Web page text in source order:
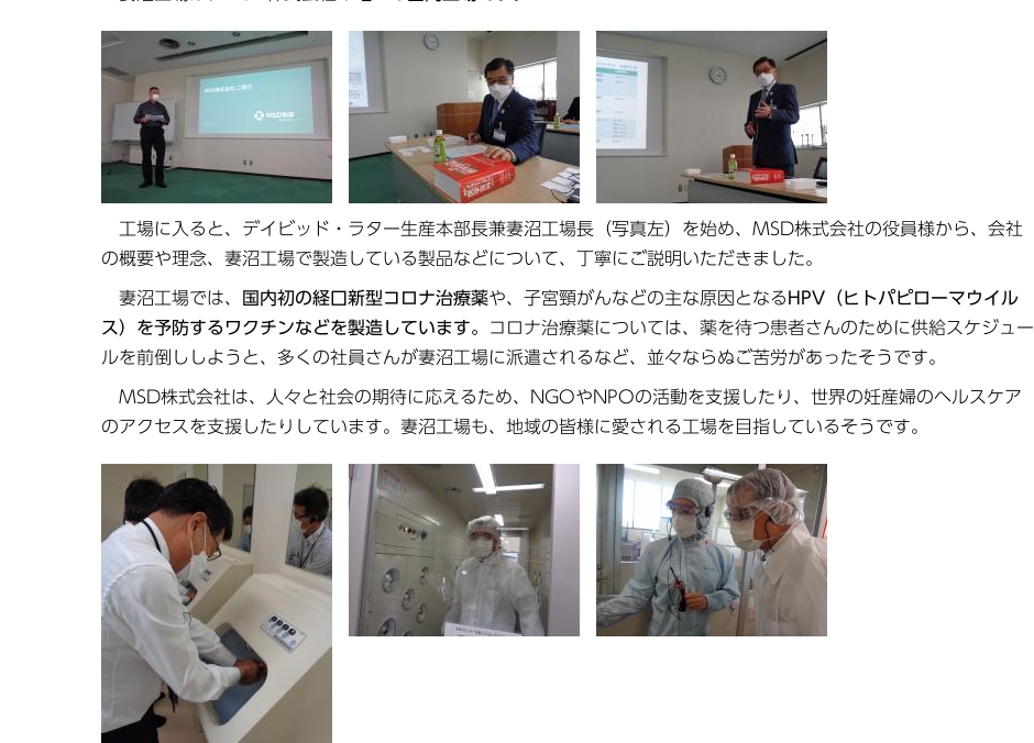
工場に入ると、デイビッド・ラター生産本部長兼妻沼工場長（写真左）を始め、MSD株式会社の役員様から、会社
の概要や理念、妻沼工場で製造している製品などについて、丁寧にご説明いただきました。
妻沼工場では、 国内初の経口新型コロナ治療薬や、子宮頸がんなどの主な原因となる HPV（ヒトパピローマウイル
ス）を予防するワクチンなどを製造しています。
コロナ治療薬については、薬を待つ患者さんのために供給スケジュー
ルを前倒ししようと、多くの社員さんが妻沼工場に派遣されるなど、並々ならぬご苦労があったそうです。
MSD株式会社は、人々と社会の期待に応えるため、NGOやNPOの活動を支援したり、世界の妊産婦のヘルスケア
のアクセスを支援したりしています。妻沼工場も、地域の皆様に愛される工場を目指しているそうです。